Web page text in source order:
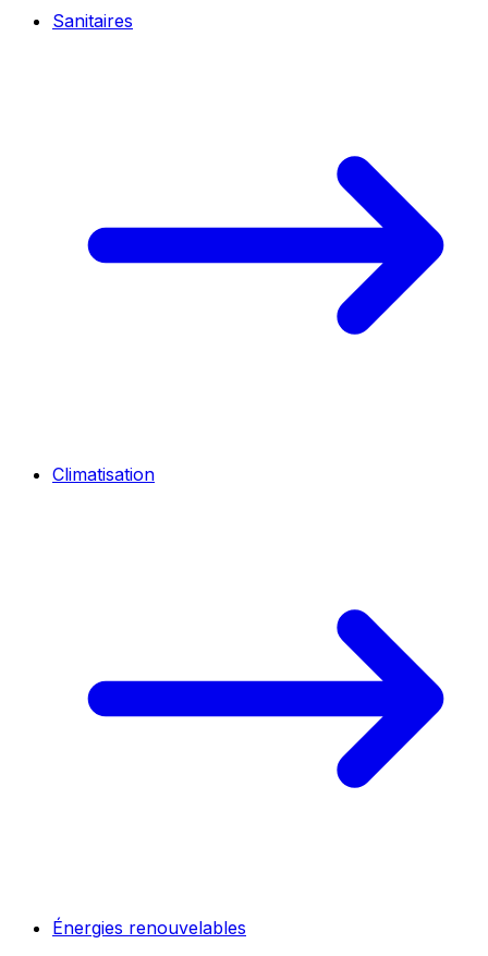
Sanitaires
Climatisation
Énergies renouvelables